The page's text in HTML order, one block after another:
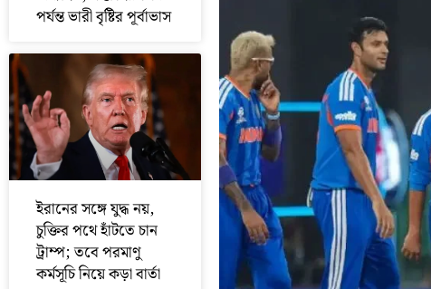
পর্যন্ত ভারী বৃষ্টির পূর্বাভাস
ইরানের সঙ্গে যুদ্ধ নয়,
চুক্তির পথে হাঁটতে চান
ট্রাম্প; তবে পরমাণু
কর্মসূচি নিয়ে কড়া বার্তা